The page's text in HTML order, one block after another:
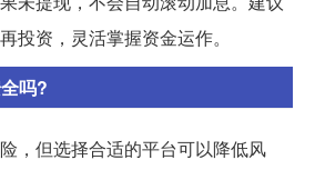
投资，灵活掌握资金运作。
吗?
，但选择合适的平台可以降低风